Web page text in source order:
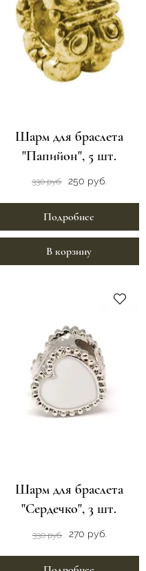
Шарм для браслета
"Папийон", 5 шт.
330 руб. 250 руб.
Подробнее
В корзину
Шарм для браслета
"Сердечко", 3 шт.
330 руб. 270 руб.